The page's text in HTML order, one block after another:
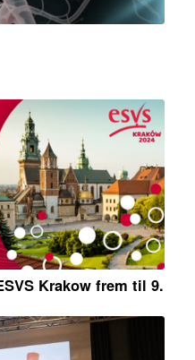
Krakow frem til 9.